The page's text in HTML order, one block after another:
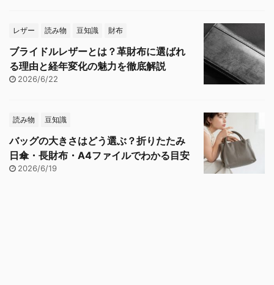
レザー 読み物 豆知識 財布
ブライドルレザーとは？革財布に選ばれ
る理由と経年変化の魅力を徹底解説
2026/6/22
読み物 豆知識
バッグの大きさはどう選ぶ？折りたたみ
日傘・長財布・A4ファイルでわかる目安
2026/6/19